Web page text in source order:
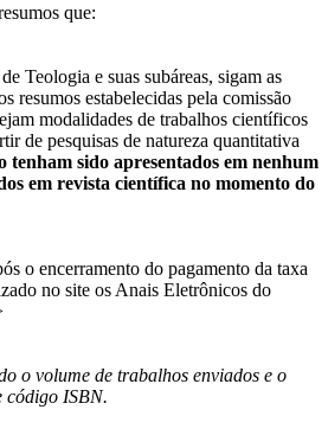
que:
Teologia e suas subáreas, sigam as
resumos estabelecidas pela comissão
modalidades de trabalhos científicos
de pesquisas de natureza quantitativa
tenham sido apresentados em nenhum
em revista científica no momento do
o encerramento do pagamento da taxa
no site os Anais Eletrônicos do
o volume de trabalhos enviados e o
código ISBN.